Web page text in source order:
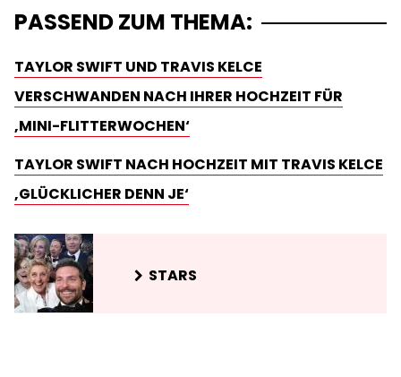
PASSEND ZUM THEMA:
TAYLOR SWIFT UND TRAVIS KELCE
VERSCHWANDEN NACH IHRER HOCHZEIT FÜR
‚MINI-FLITTERWOCHEN‘
TAYLOR SWIFT NACH HOCHZEIT MIT TRAVIS KELCE
‚GLÜCKLICHER DENN JE‘
STARS